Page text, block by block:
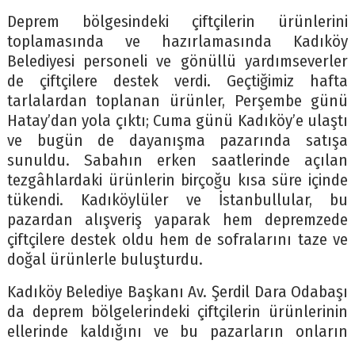
Deprem bölgesindeki çiftçilerin ürünlerini
toplamasında ve hazırlamasında Kadıköy
Belediyesi personeli ve gönüllü yardımseverler
de çiftçilere destek verdi. Geçtiğimiz hafta
tarlalardan toplanan ürünler, Perşembe günü
Hatay’dan yola çıktı; Cuma günü Kadıköy’e ulaştı
ve bugün de dayanışma pazarında satışa
sunuldu. Sabahın erken saatlerinde açılan
tezgâhlardaki ürünlerin birçoğu kısa süre içinde
tükendi. Kadıköylüler ve İstanbullular, bu
pazardan alışveriş yaparak hem depremzede
çiftçilere destek oldu hem de sofralarını taze ve
doğal ürünlerle buluşturdu.
Kadıköy Belediye Başkanı Av. Şerdil Dara Odabaşı
da deprem bölgelerindeki çiftçilerin ürünlerinin
ellerinde kaldığını ve bu pazarların onların